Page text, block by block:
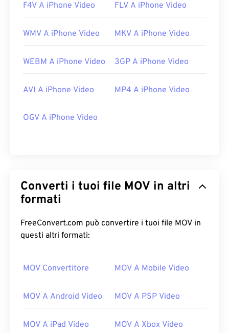
F4V A iPhone Video FLV A iPhone Video
WMV A iPhone Video MKV A iPhone Video
WEBM A iPhone Video 3GP A iPhone Video
AVI A iPhone Video MP4 A iPhone Video
OGV A iPhone Video
Converti i tuoi file MOV in altri
formati
FreeConvert.com può convertire i tuoi file MOV in
questi altri formati:
MOV Convertitore MOV A Mobile Video
MOV A Android Video MOV A PSP Video
MOV A iPad Video MOV A Xbox Video